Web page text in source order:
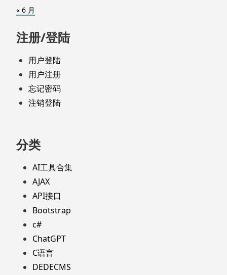
« 6 月
注册/登陆
用户登陆
用户注册
忘记密码
注销登陆
分类
AI工具合集
AJAX
API接口
Bootstrap
c#
ChatGPT
C语言
DEDECMS